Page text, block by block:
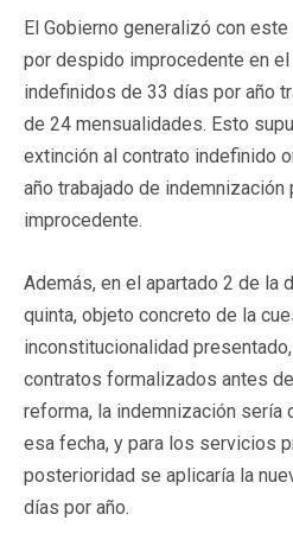
El Gobierno generalizó con
por despido improcedente en
indefinidos de 33 días por año
de 24 mensualidades. Esto
extinción al contrato indefinido
año trabajado de indemnización
improcedente.
Además, en el apartado 2 de la
quinta, objeto concreto de la
inconstitucionalidad
contratos formalizados antes
reforma, la indemnización sería
esa fecha, y para los servicios
posterioridad se aplicaría la
días por año.